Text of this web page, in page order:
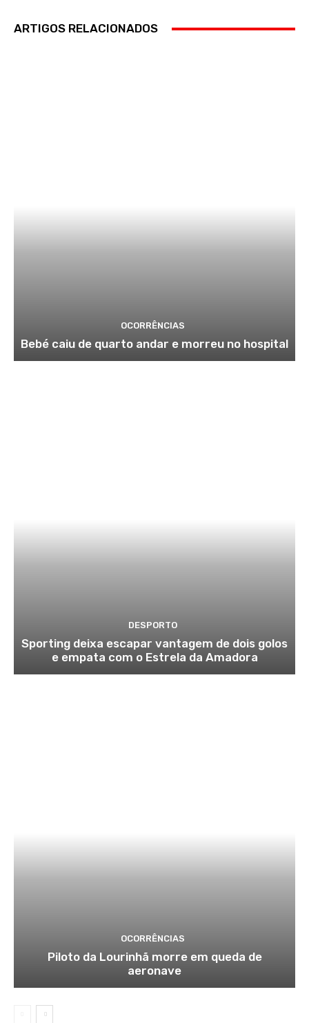
ARTIGOS RELACIONADOS
OCORRÊNCIAS
Bebé caiu de quarto andar e morreu no hospital
DESPORTO
Sporting deixa escapar vantagem de dois golos
e empata com o Estrela da Amadora
OCORRÊNCIAS
Piloto da Lourinhã morre em queda de
aeronave